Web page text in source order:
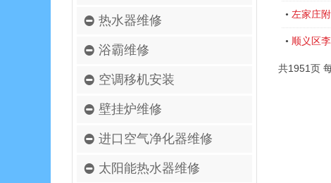
热水器维修
浴霸维修
空调移机安装
壁挂炉维修
进口空气净化器维修
太阳能热水器维修
• 左家庄
• 顺义区
共1951页